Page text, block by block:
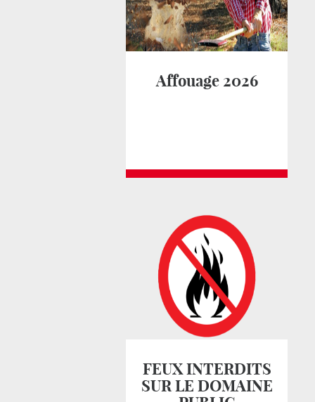
Affouage 2026
FEUX INTERDITS
SUR LE DOMAINE